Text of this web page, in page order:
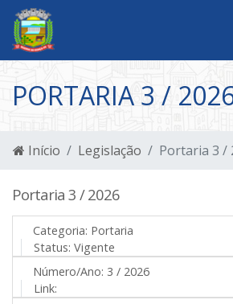
PORTARIA 3 /
Início Legislação Portaria 3 /
Portaria 3 / 2026
Categoria: Portaria
Status: Vigente
Número/Ano: 3 / 2026
Link: